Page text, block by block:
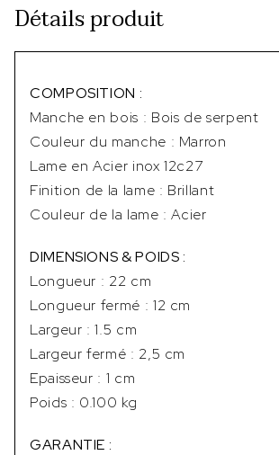
Détails produit
COMPOSITION :
Manche en bois : Bois de serpent
Couleur du manche : Marron
Lame en Acier inox 12c27
Finition de la lame : Brillant
Couleur de la lame : Acier
DIMENSIONS & POIDS :
Longueur : 22 cm
Longueur fermé : 12 cm
Largeur : 1.5 cm
Largeur fermé : 2,5 cm
Epaisseur : 1 cm
Poids : 0.100 kg
GARANTIE :